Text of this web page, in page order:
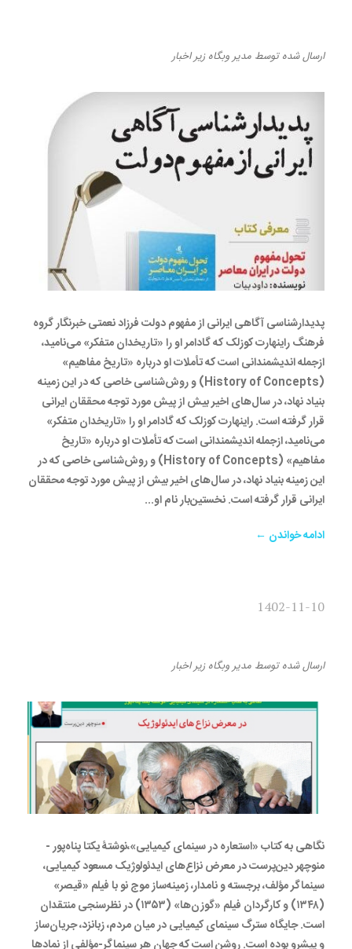
ارسال شدهتوسط مدیر وبگاه زیراخبار
پدیدارشناسی آگاهی ایرانی از مفهوم دولت فرزاد نعمتی خبرنگار گروه
فرهنگ راینهارت کوزلک که گادامر او را «تاریخدان متفکر» می‌نامید،
ازجمله اندیشمندانی است که تأملات او درباره «تاریخ مفاهیم»
(History of Concepts) و روش‌شناسی خاصی که در این زمینه
بنیاد نهاد، در سال‌های اخیر بیش از پیش مورد توجه محققان ایرانی
قرار گرفته است. راینهارت کوزلک که گادامر او را «تاریخدان متفکر»
می‌نامید، ازجمله اندیشمندانی است که تأملات او درباره «تاریخ
مفاهیم» (History of Concepts) و روش‌شناسی خاصی که در
این زمینه بنیاد نهاد، در سال‌های اخیر بیش از پیش مورد توجه محققان
ایرانی قرار گرفته است. نخستین‌بار نام او...
ادامه خواندن ←
1402-11-10
ارسال شدهتوسط مدیر وبگاه زیراخبار
نگاهی به کتاب «استعاره در سینمای کیمیایی»،نوشتۀ یکتا پناه‌پور -
منوچهر دین‌پرست در معرض نزاع‌های ایدئولوژیک مسعود کیمیایی،
سینماگر مؤلف، برجسته و نامدار، زمینه‌ساز موج نو با فیلم «قیصر»
(۱۳۴۸) و کارگردان فیلم «گوزن‌ها» (۱۳۵۳) در نظرسنجی منتقدان
است. جایگاه سترگ سینمای کیمیایی در میان مردم، زبانزد، جریان‌ساز
و پیشرو بوده است. روشن است که جهان هر سینماگر-مؤلفی از نمادها